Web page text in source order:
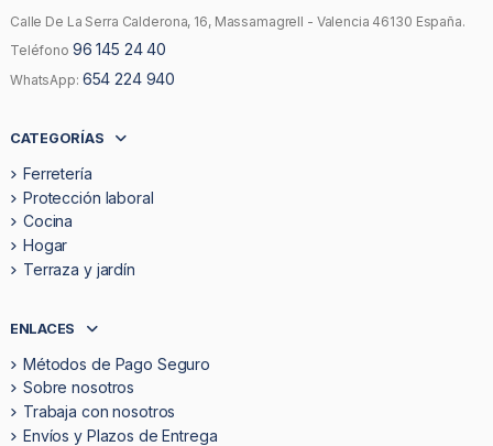
Calle De La Serra Calderona, 16, Massamagrell - Valencia 46130 España.
Teléfono 96 145 24 40
WhatsApp: 654 224 940
CATEGORÍAS
Ferretería
Protección laboral
Cocina
Hogar
Terraza y jardín
ENLACES
Métodos de Pago Seguro
Sobre nosotros
Trabaja con nosotros
Envíos y Plazos de Entrega